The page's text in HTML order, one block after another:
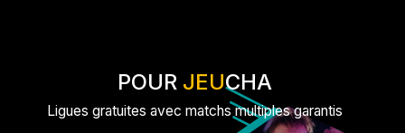
POUR JEUCHA
Ligues gratuites avec matchs multiples garantis